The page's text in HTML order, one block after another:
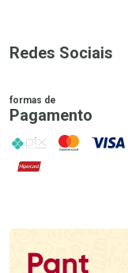
Redes Sociais
formas de
Pagamento
PIX MasterCard
VISA
Hipercard
Promoção